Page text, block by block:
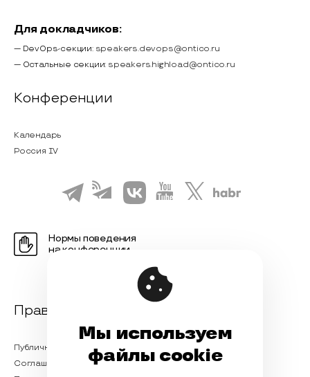
Для докладчиков:
— DevOps-секции: speakers.devops@ontico.ru
— Остальные секции: speakers.highload@ontico.ru
Конференции
Календарь
Россия IV
Нормы поведения
на конференции
Правовая информация
Публичная оферта
Соглашение на обработку персональных данных
Мы используем
файлы cookie